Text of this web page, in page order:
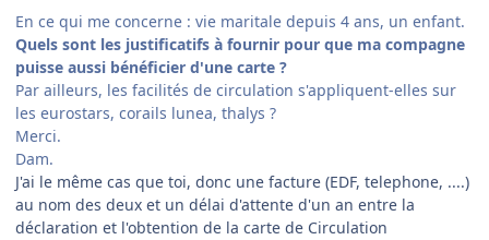
En ce qui me concerne : vie maritale depuis 4 ans, un enfant.
Quels sont les justificatifs à fournir pour que ma compagne
puisse aussi bénéficier d'une carte ?
Par ailleurs, les facilités de circulation s'appliquent-elles sur
les eurostars, corails lunea, thalys ?
Merci.
Dam.
J'ai le même cas que toi, donc une facture (EDF, telephone, ....)
au nom des deux et un délai d'attente d'un an entre la
déclaration et l'obtention de la carte de Circulation